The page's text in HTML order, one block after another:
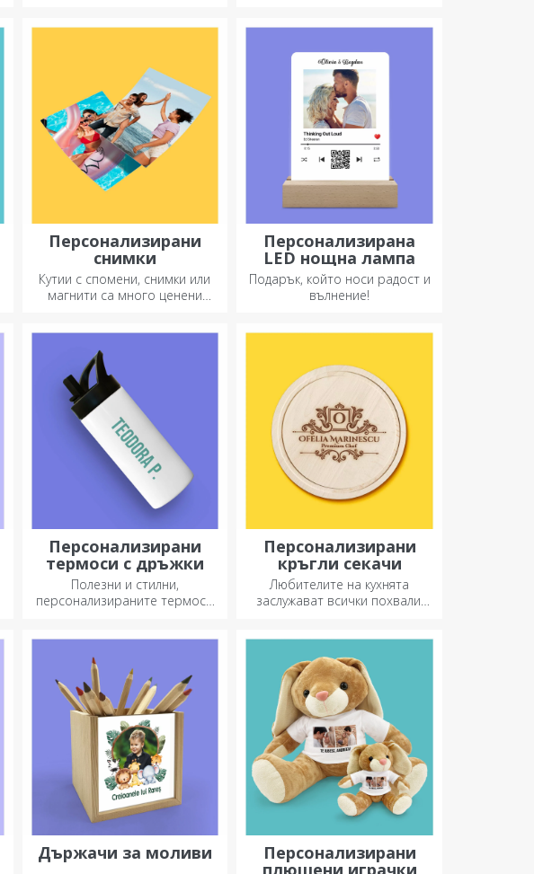
Персонализирани
снимки
Кутии с спомени, снимки или
магнити са много ценени
подаръци.
Персонализирана
LED нощна лампа
Подарък, който носи радост и
вълнение!
Персонализирани
термоси с дръжки
Полезни и стилни,
персонализираните термоси
Персонализирани
кръгли секачи
Любителите на кухнята
заслужават всички похвали,
подходящия!
Държачи за моливи Персонализирани
плюшени играчки